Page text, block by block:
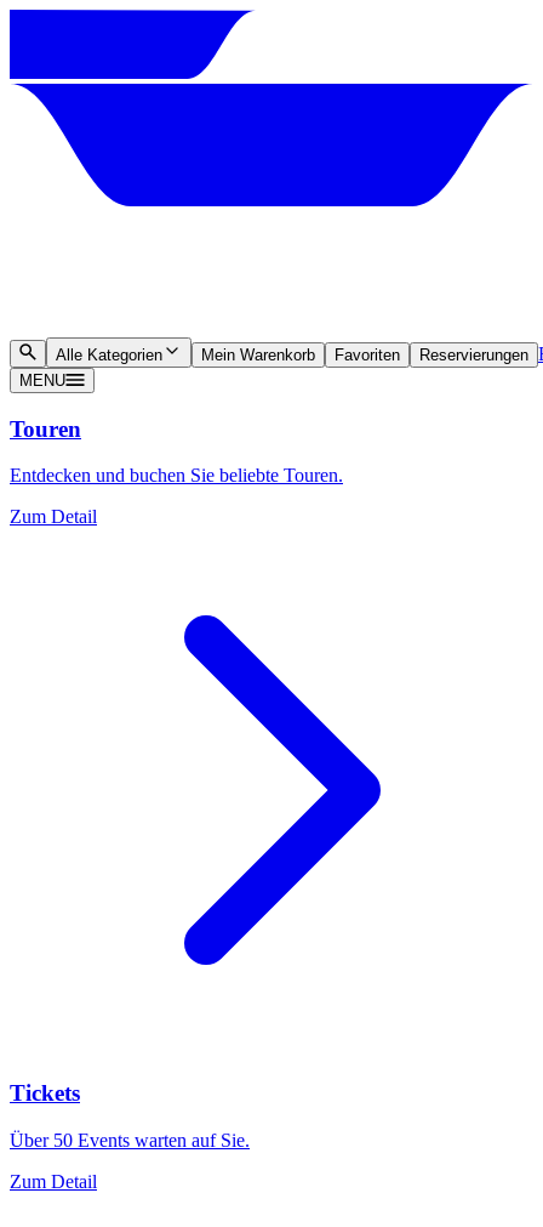
Alle Kategorien Mein Warenkorb Favoriten Reservierungen
MENU
Touren
Entdecken und buchen Sie beliebte Touren.
Zum Detail
Tickets
Über 50 Events warten auf Sie.
Zum Detail